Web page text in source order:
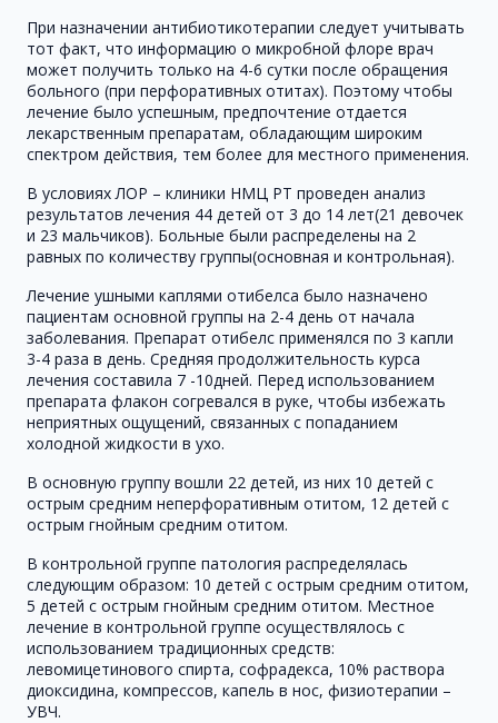
При назначении антибиотикотерапии следует учитывать
тот факт, что информацию о микробной флоре врач
может получить только на 4-6 сутки после обращения
больного (при перфоративных отитах). Поэтому чтобы
лечение было успешным, предпочтение отдается
лекарственным препаратам, обладающим широким
спектром действия, тем более для местного применения.
В условиях ЛОР – клиники НМЦ РТ проведен анализ
результатов лечения 44 детей от 3 до 14 лет(21 девочек
и 23 мальчиков). Больные были распределены на 2
равных по количеству группы(основная и контрольная).
Лечение ушными каплями отибелса было назначено
пациентам основной группы на 2-4 день от начала
заболевания. Препарат отибелс применялся по 3 капли
3-4 раза в день. Средняя продолжительность курса
лечения составила 7 -10дней. Перед использованием
препарата флакон согревался в руке, чтобы избежать
неприятных ощущений, связанных с попаданием
холодной жидкости в ухо.
В основную группу вошли 22 детей, из них 10 детей с
острым средним неперфоративным отитом, 12 детей с
острым гнойным средним отитом.
В контрольной группе патология распределялась
следующим образом: 10 детей с острым средним отитом,
5 детей с острым гнойным средним отитом. Местное
лечение в контрольной группе осуществлялось с
использованием традиционных средств:
левомицетинового спирта, софрадекса, 10% раствора
диоксидина, компрессов, капель в нос, физиотерапии –
УВЧ.